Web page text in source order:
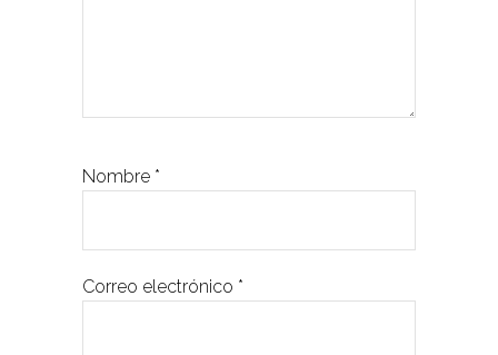
Nombre *
Correo electrónico *